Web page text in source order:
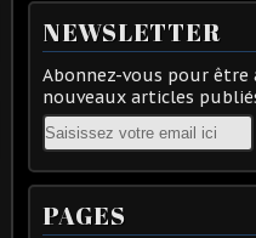
NEWSLETTER
Abonnez-vous pour être
nouveaux articles
Email
PAGES